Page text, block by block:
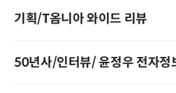
기획/T옴니아 와이드 리뷰
50년사/인터뷰/ 윤정우 전자정